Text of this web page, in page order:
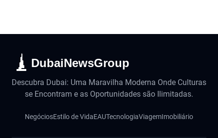
DubaiNewsGroup
Descubra Dubai: Uma Maravilha Moderna Onde Culturas
se Encontram e as Oportunidades são Ilimitadas.
NegóciosEstilo de VidaEAUTecnologiaViagemImobiliário